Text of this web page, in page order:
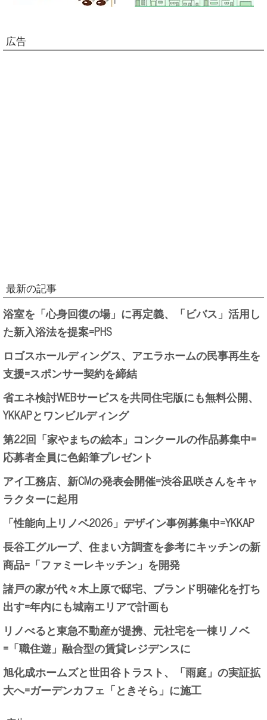
広告
最新の記事
浴室を「心身回復の場」に再定義、「ビバス」活用し
た新入浴法を提案=PHS
ロゴスホールディングス、アエラホームの民事再生を
支援=スポンサー契約を締結
省エネ検討WEBサービスを共同住宅版にも無料公開、
YKKAPとワンビルディング
第22回「家やまちの絵本」コンクールの作品募集中=
応募者全員に色鉛筆プレゼント
アイ工務店、新CMの発表会開催=渋谷凪咲さんをキャ
ラクターに起用
「性能向上リノベ2026」デザイン事例募集中=YKKAP
長谷工グループ、住まい方調査を参考にキッチンの新
商品=「ファミーレキッチン」を開発
諸戸の家が代々木上原で邸宅、ブランド明確化を打ち
出す=年内にも城南エリアで計画も
リノべると東急不動産が提携、元社宅を一棟リノベ
=「職住遊」融合型の賃貸レジデンスに
旭化成ホームズと世田谷トラスト、「雨庭」の実証拡
大へ=ガーデンカフェ「ときそら」に施工